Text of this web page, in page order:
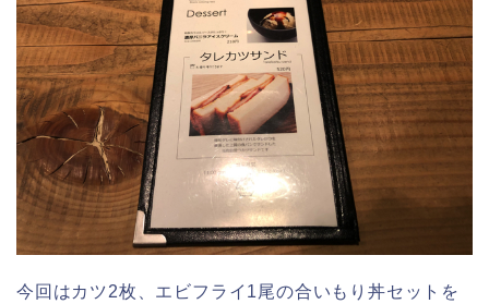
今回はカツ2枚、エビフライ1尾の合いもり丼セットを